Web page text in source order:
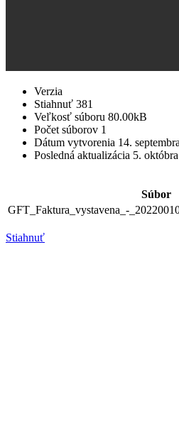
Verzia
Stiahnuť 381
Veľkosť súboru 80.00kB
Počet súborov 1
Dátum vytvorenia 14.
Posledná aktualizácia 5.
Súbor
GFT_Faktura_vystavena_-
Stiahnuť